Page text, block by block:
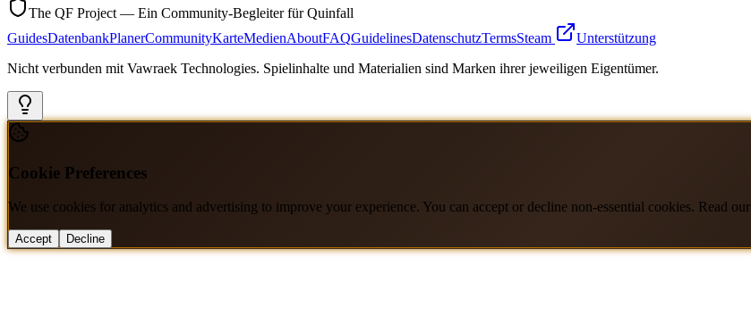
The QF Project — Ein Community-Begleiter für Quinfall
GuidesDatenbankPlanerCommunityKarteMedienAboutFAQGuidelinesDatenschutzTermsSteam
Unterstützung
Nicht verbunden mit Vawraek Technologies. Spielinhalte und Materialien sind Marken ihrer jeweiligen Eigentümer.
Cookie Preferences
We use cookies for analytics and advertising to improve your experience. You can accept or decline non-essential cookies. Read our
Accept Decline